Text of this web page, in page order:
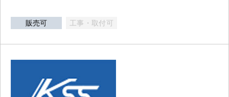
販売可 工事・取付可